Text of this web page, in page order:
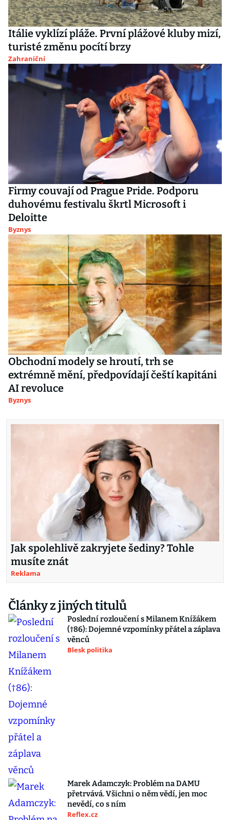
Itálie vyklízí pláže. První plážové kluby mizí,
turisté změnu pocítí brzy
Zahraniční
Firmy couvají od Prague Pride. Podporu
duhovému festivalu škrtl Microsoft i
Deloitte
Byznys
Obchodní modely se hroutí, trh se
extrémně mění, předpovídají čeští kapitáni
AI revoluce
Byznys
Jak spolehlivě zakryjete šediny? Tohle
musíte znát
Reklama
Články z jiných titulů
Poslední rozloučení s Milanem Knížákem
(†86): Dojemné vzpomínky přátel a záplava
věnců
Blesk politika
Marek Adamczyk: Problém na DAMU
přetrvává. Všichni o něm vědí, jen moc
nevědí, co s ním
Reflex.cz